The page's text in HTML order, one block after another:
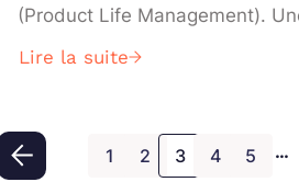
(Product Life Management).
professionnelle ! Découvrez tout
Lire la suite
1 2 3 4 5 …